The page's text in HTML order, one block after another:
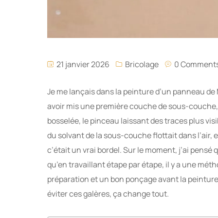
21 janvier 2026 Bricolage 0
Je me lançais dans la peinture d’un panneau
avoir mis une première couche de sous-
bosselée, le pinceau laissant des traces plus
du solvant de la sous-couche flottait dans l’air,
c’était un vrai bordel. Sur le moment, j’ai
qu’en travaillant étape par étape, il y a une
préparation et un bon ponçage avant la
éviter ces galères, ça change tout.